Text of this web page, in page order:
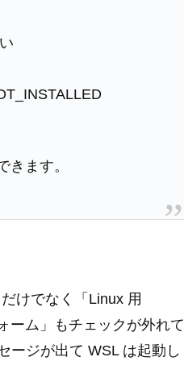
ます。
けでなく「Linux 用
ーム」もチェックが外れて
ージが出て WSL は起動し